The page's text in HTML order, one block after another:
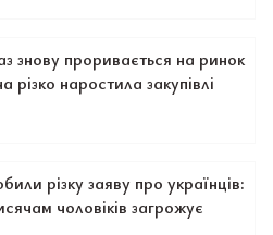
знову проривається на ринок
різко наростила закупівлі
різку заяву про українців:
чоловіків загрожує